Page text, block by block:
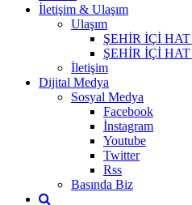
İletişim & Ulaşım
Ulaşım
ŞEHİR İÇİ
ŞEHİR İÇİ
İletişim
Dijital Medya
Sosyal Medya
Facebook
İnstagram
Youtube
Twitter
Rss
Basında Biz